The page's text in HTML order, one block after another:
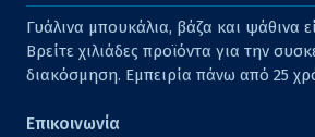
Γυάλινα μπουκάλια, βάζα και ψάθινα
Βρείτε χιλιάδες προϊόντα για την
διακόσμηση. Εμπειρία πάνω από 25
Επικοινωνία